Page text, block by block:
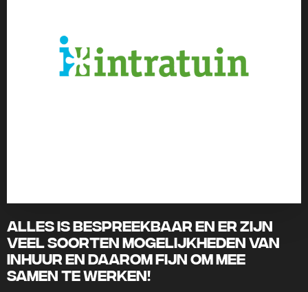
Alles is bespreekbaar en er zijn
veel soorten mogelijkheden van
inhuur en daarom fijn om mee
samen te werken!